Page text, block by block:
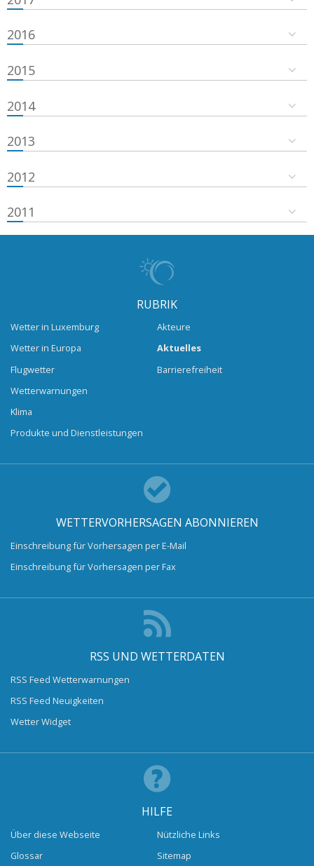
2016
2015
2014
2013
2012
2011
RUBRIK
Wetter in Luxemburg
Wetter in Europa
Flugwetter
Wetterwarnungen
Klima
Produkte und Dienstleistungen
Akteure
Aktuelles
Barrierefreiheit
WETTERVORHERSAGEN ABONNIEREN
Einschreibung für Vorhersagen per E-Mail
Einschreibung für Vorhersagen per Fax
RSS UND WETTERDATEN
RSS Feed Wetterwarnungen
RSS Feed Neuigkeiten
Wetter Widget
HILFE
Über diese Webseite
Glossar
Nützliche Links
Sitemap